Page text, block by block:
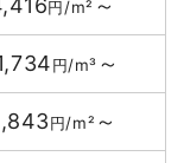
円/m² ～
円/m³ ～
円/m² ～